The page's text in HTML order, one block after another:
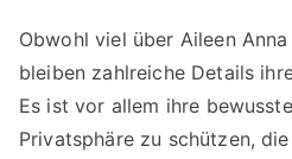
Obwohl viel über Aileen
bleiben zahlreiche Details
Es ist vor allem ihre
Privatsphäre zu schützen,